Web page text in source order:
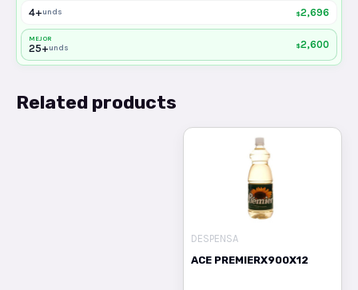
4+unds $2,696
MEJOR
25+unds $2,600
Related products
DESPENSA
ACE PREMIERX900X12